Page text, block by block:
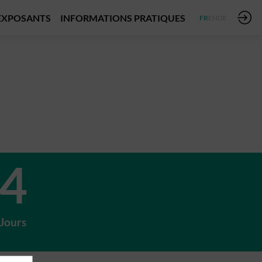
INFORMATIONS PRATIQUES FR
Jours